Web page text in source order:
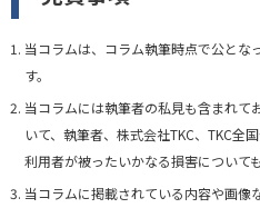
当コラムは、コラム執筆時点で公とな
す。
当コラムには執筆者の私見も含まれて
いて、執筆者、株式会社TKC、TKC全
利用者が被ったいかなる損害について
当コラムに掲載されている内容や画像